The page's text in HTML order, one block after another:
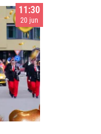
11:30
20 jun